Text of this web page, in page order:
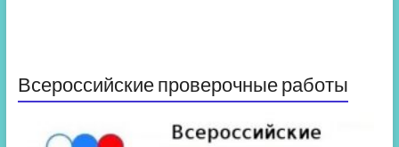
Всероссийские проверочные работы